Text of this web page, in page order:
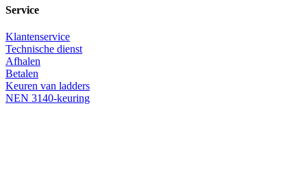
Service
Klantenservice
Technische dienst
Afhalen
Betalen
Keuren van ladders
NEN 3140-keuring